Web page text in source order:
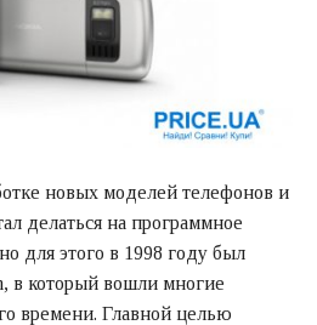
новых моделей телефонов и
делаться на программное
для этого в 1998 году был
в который вошли многие
времени. Главной целью